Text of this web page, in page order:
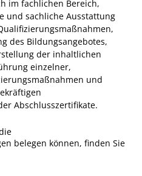
im fachlichen Bereich,
und sachliche Ausstattung
des Bildungsangebotes,
der inhaltlichen
einzelner,
und
Abschlusszertifikate.
belegen können, finden Sie